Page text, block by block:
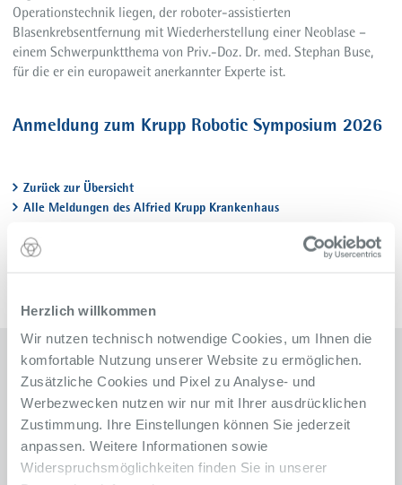
Herzlich willkommen
Wir nutzen technisch notwendige Cookies, um Ihnen die
komfortable Nutzung unserer Website zu ermöglichen.
Zusätzliche Cookies und Pixel zu Analyse- und
Werbezwecken nutzen wir nur mit Ihrer ausdrücklichen
Zustimmung. Ihre Einstellungen können Sie jederzeit
anpassen. Weitere Informationen sowie
Widerspruchsmöglichkeiten finden Sie in unserer
Operationstechnik liegen, der roboter-assistierten
Blasenkrebsentfernung mit Wiederherstellung einer Neoblase –
einem Schwerpunktthema von Priv.-Doz. Dr. med. Stephan Buse,
für die er ein europaweit anerkannter Experte ist.
Anmeldung zum Krupp Robotic Symposium 2026
Zurück zur Übersicht
Alle Meldungen des Alfried Krupp Krankenhaus
Kontakt
Klinik für Urologie und urologische Onkologie
Alfried Krupp Krankenhaus
Steele